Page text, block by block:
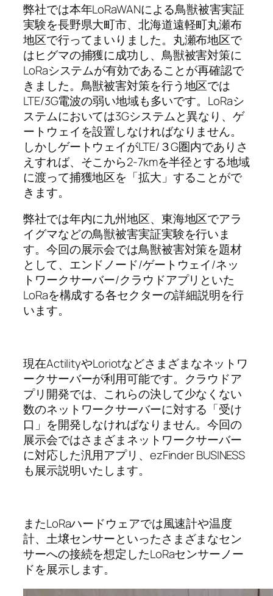
弊社では本年LoRaWANによる鳥獣被害実証
実験を長野県大町市、北海道遠軽町丸瀬布
地区で行ってまいりました。丸瀬布地区で
はヒグマの捕獲に成功し、鳥獣被害対策に
LoRaシステムが有効であることが再確認で
きました。鳥獣被害対策を行う地区では
LTE/3G電波の弱い地域も多いです。LoRaシ
ステムにおいては3Gシステムと異なり、ゲ
ートウェイを設置しなければなりません。
しかしゲートウェイがLTE/３G圏内でありさ
えすれば、そこから2-7kmを半径とする地域
に渡って捕獲地区を「拡大」することがで
きます。
弊社では年内に九州地区、東海地区でアラ
イグマなどの鳥獣被害実証実験を行いま
す。今回の展示会では鳥獣被害対策を題材
として、エンドノード/ゲートウェイ/ネッ
トワークサーバー/クラウドアプリといた
LoRaを構成する各セクターの詳細説明を行
います。
現在ActilityやLoriotなどさまざまなネットワ
ークサーバーが利用可能です。クラウドア
プリ開発では、これらの決して少なくない
数のネットワークサーバーに対する「受け
口」を開発しなければなりません。今回の
展示会ではさまざまネットワークサーバー
に対応した汎用アプリ、ezFinder BUSINESS
も展示説明いたします。
またLoRaハードウェアでは風速計や温度
計、土壌センサーといったさまざまなセン
サーへの接続を想定したLoRaセンサーノー
ドを展示します。